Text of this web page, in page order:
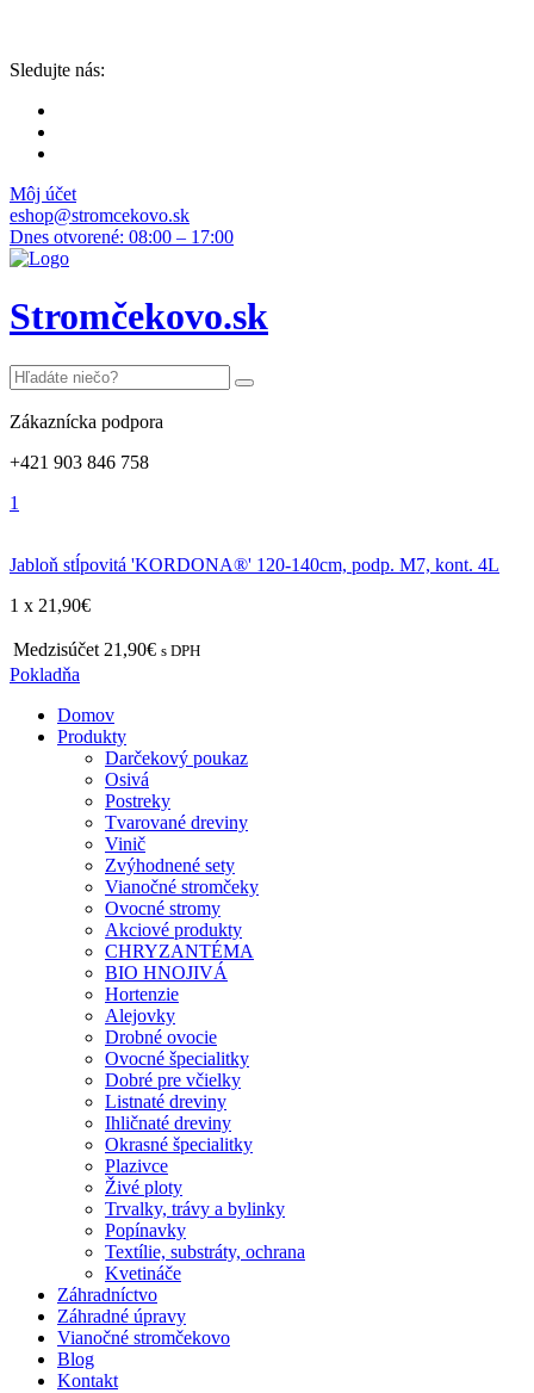
Sledujte nás:
Môj účet
eshop@stromcekovo.sk
Dnes otvorené: 08:00 – 17:00
Stromčekovo.sk
Zákaznícka podpora
+421 903 846 758
1
Jabloň stĺpovitá 'KORDONA®' 120-140cm, podp. M7, kont. 4L
1 x 21,90€
Medzisúčet 21,90€ s DPH
Pokladňa
Domov
Produkty
Darčekový poukaz
Osivá
Postreky
Tvarované dreviny
Vinič
Zvýhodnené sety
Vianočné stromčeky
Ovocné stromy
Akciové produkty
CHRYZANTÉMA
BIO HNOJIVÁ
Hortenzie
Alejovky
Drobné ovocie
Ovocné špecialitky
Dobré pre včielky
Listnaté dreviny
Ihličnaté dreviny
Okrasné špecialitky
Plazivce
Živé ploty
Trvalky, trávy a bylinky
Popínavky
Textílie, substráty, ochrana
Kvetináče
Záhradníctvo
Záhradné úpravy
Vianočné stromčekovo
Blog
Kontakt